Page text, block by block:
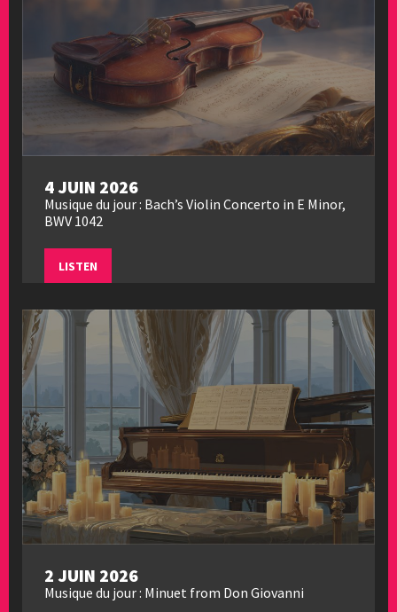
4 JUIN 2026
Musique du jour : Bach’s Violin Concerto in E Minor,
BWV 1042
LISTEN
2 JUIN 2026
Musique du jour : Minuet from Don Giovanni